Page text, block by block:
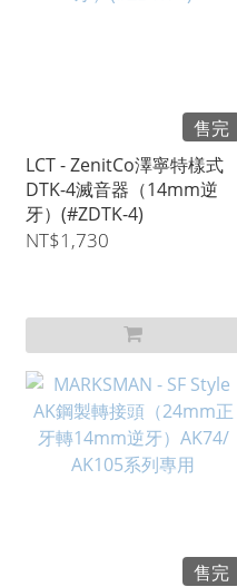
售完
LCT - ZenitCo澤寧特樣式
DTK-4滅音器（14mm逆
牙）(#ZDTK-4)
NT$1,730
售完